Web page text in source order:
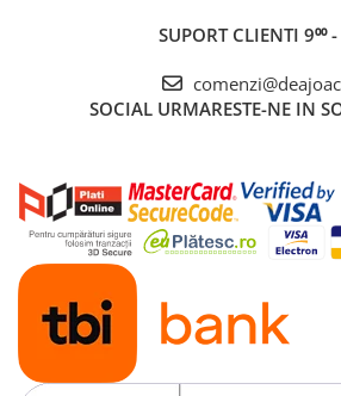
SUPORT CLIENTI 9⁰⁰
SOCIAL URMARESTE-NE IN